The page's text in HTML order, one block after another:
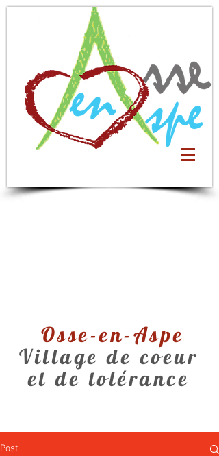
Osse-en-Aspe
Village de coeur
et de tolérance
Post